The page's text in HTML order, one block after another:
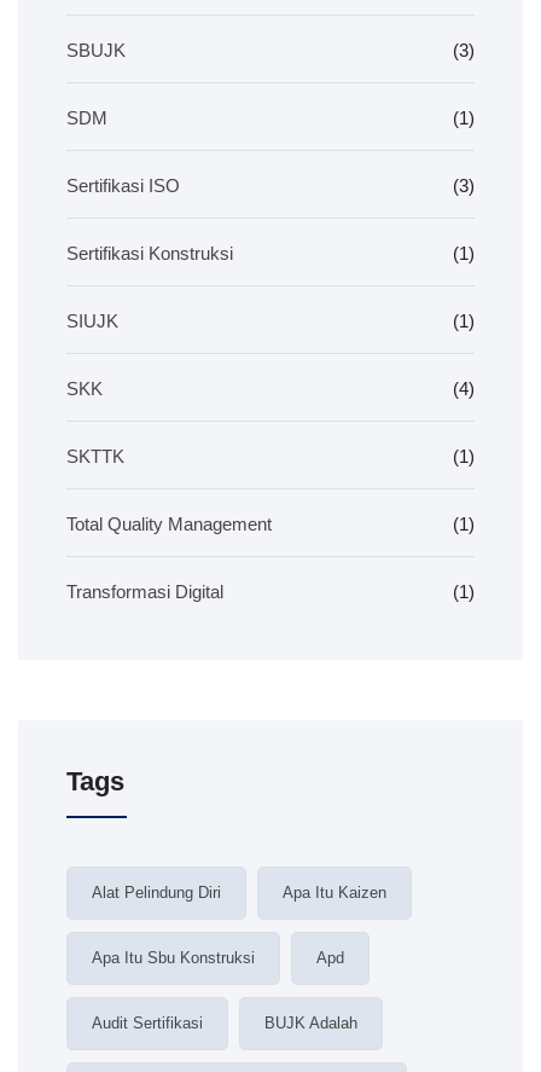
SBUJK (3)
SDM (1)
Sertifikasi ISO (3)
Sertifikasi Konstruksi (1)
SIUJK (1)
SKK (4)
SKTTK (1)
Total Quality Management (1)
Transformasi Digital (1)
Tags
Alat Pelindung Diri Apa Itu Kaizen
Apa Itu Sbu Konstruksi Apd
Audit Sertifikasi BUJK Adalah